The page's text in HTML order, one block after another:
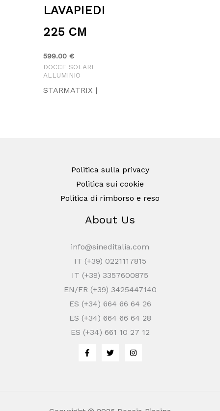
LAVAPIEDI
225 CM
599.00 €
DOCCE SOLARI
ALLUMINIO
STARMATRIX |
Politica sulla privacy
Politica sui cookie
Politica di rimborso e reso
About Us
info@sineditalia.com
IT (+39) 0221117815
IT (+39) 3357600875
EN/FR (+39) 3425447140
ES (+34) 664 66 64 26
ES (+34) 664 66 64 28
ES (+34) 661 10 27 12